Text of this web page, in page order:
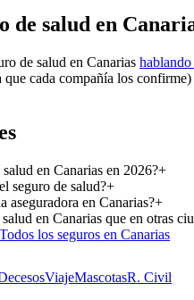
de salud en
de salud en Canarias
que cada compañía los
en Canarias en 2026?+
seguro de salud?+
aseguradora en Canarias?+
en Canarias que en otras
Todos los seguros en Canarias
ViajeMascotasR. Civil